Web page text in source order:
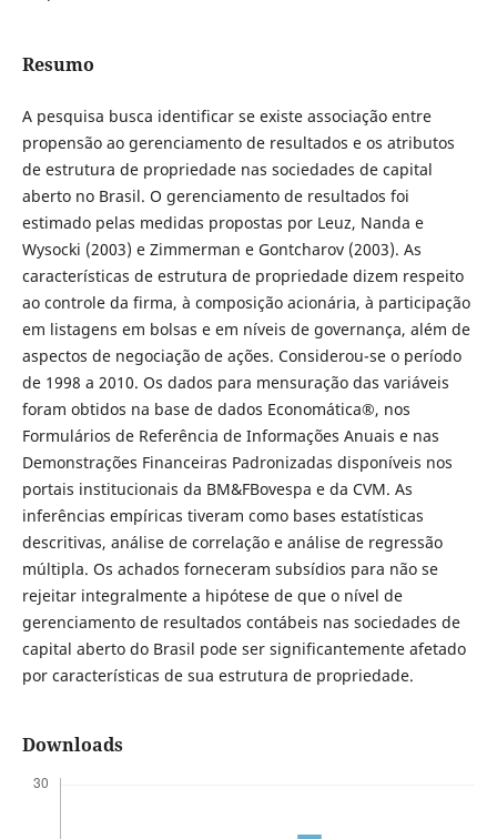
Resumo
A pesquisa busca identificar se existe associação entre
propensão ao gerenciamento de resultados e os atributos
de estrutura de propriedade nas sociedades de capital
aberto no Brasil. O gerenciamento de resultados foi
estimado pelas medidas propostas por Leuz, Nanda e
Wysocki (2003) e Zimmerman e Gontcharov (2003). As
características de estrutura de propriedade dizem respeito
ao controle da firma, à composição acionária, à participação
em listagens em bolsas e em níveis de governança, além de
aspectos de negociação de ações. Considerou-se o período
de 1998 a 2010. Os dados para mensuração das variáveis
foram obtidos na base de dados Economática®, nos
Formulários de Referência de Informações Anuais e nas
Demonstrações Financeiras Padronizadas disponíveis nos
portais institucionais da BM&FBovespa e da CVM. As
inferências empíricas tiveram como bases estatísticas
descritivas, análise de correlação e análise de regressão
múltipla. Os achados forneceram subsídios para não se
rejeitar integralmente a hipótese de que o nível de
gerenciamento de resultados contábeis nas sociedades de
capital aberto do Brasil pode ser significantemente afetado
por características de sua estrutura de propriedade.
Downloads